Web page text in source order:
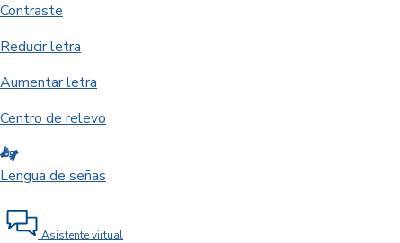
Contraste
Reducir letra
Aumentar letra
Centro de relevo
Lengua de señas
Asistente virtual